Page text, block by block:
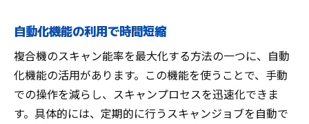
自動化機能の利用で時間短縮
複合機のスキャン能率を最大化する方法の一つに、自動
化機能の活用があります。この機能を使うことで、手動
での操作を減らし、スキャンプロセスを迅速化できま
す。具体的には、定期的に行うスキャンジョブを自動で